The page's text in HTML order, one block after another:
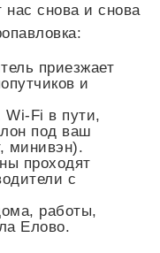
снова и снова
приезжает
и
Wi-Fi в пути,
под ваш
минивэн).
проходят
с
работы,
Елово.